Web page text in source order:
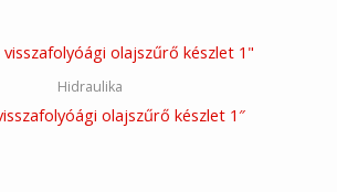
Hidraulika
olajszűrő készlet 1″